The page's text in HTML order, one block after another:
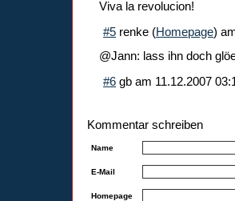
Viva la revolucion!
#5 renke (Homepage)
@Jann: lass ihn doch
#6 gb am 11.12.2007
Kommentar schreiben
Name
E-Mail
Homepage